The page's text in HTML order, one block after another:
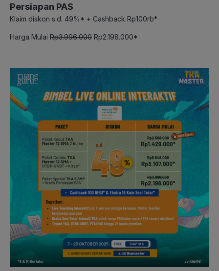
Persiapan PAS
Klaim diskon s.d. 49%* + Cashback Rp100rb*
Harga Mulai Rp3.996.000 Rp2.198.000*